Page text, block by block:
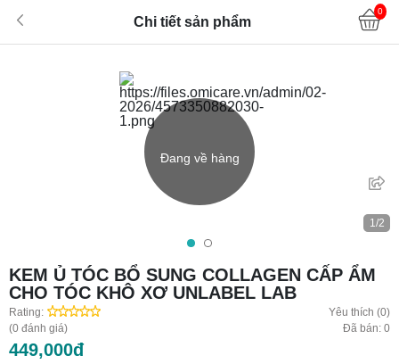
Chi tiết sản phẩm
0
Đang về hàng
1/2
KEM Ủ TÓC BỔ SUNG COLLAGEN CẤP ẨM
CHO TÓC KHÔ XƠ UNLABEL LAB
Rating:
Yêu thích (0)
(0 đánh giá)
Đã bán: 0
449,000đ